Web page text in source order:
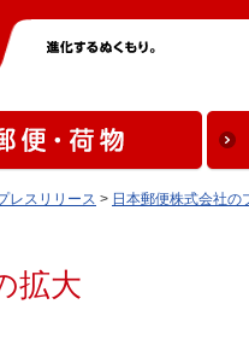
レスリリース > 日本郵便株式会社の
拡大